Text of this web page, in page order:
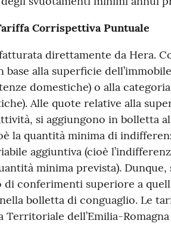
Corrispettiva Puntuale
direttamente da Hera.
base alla superficie
domestiche) o alla
Alle quote relative alla
si aggiungono in bolletta
la quantità minima di
aggiuntiva (cioè
minima prevista). Dunque,
conferimenti superiore a
bolletta di conguaglio. Le
Territoriale dell’Emilia-